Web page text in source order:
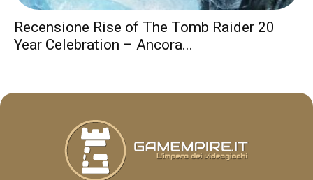
Recensione Rise of The Tomb Raider 20
Year Celebration – Ancora...